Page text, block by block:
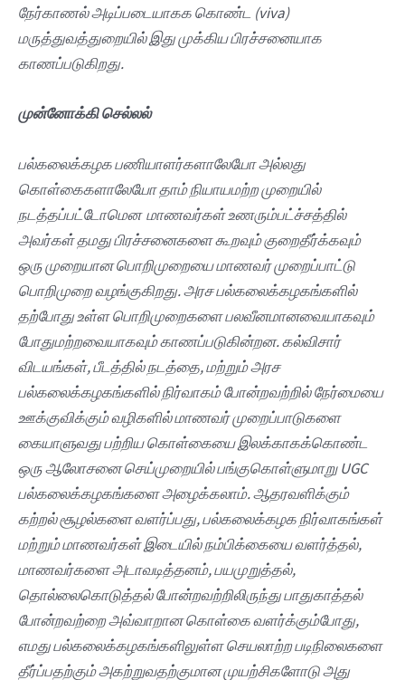
நேர்காணல் அடிப்படையாகக கொண்ட (viva)
மருத்துவத்துறையில் இது முக்கிய பிரச்சனையாக
காணப்படுகிறது.
முன்னோக்கி செல்லல்
பல்கலைக்கழக பணியாளர்களாலேயோ அல்லது
கொள்கைகளாலேயோ தாம் நியாயமற்ற முறையில்
நடத்தப்பட்டோமென மாணவர்கள் உணரும்பட்ச்சத்தில்
அவர்கள் தமது பிரச்சனைகளை கூறவும் குறைதீர்க்கவும்
ஒரு முறையான பொறிமுறையை மாணவர் முறைப்பாட்டு
பொறிமுறை வழங்குகிறது. அரச பல்கலைக்கழகங்களில்
தற்போது உள்ள பொறிமுறைகளை பலவீனமானவையாகவும்
போதுமற்றவையாகவும் காணப்படுகின்றன. கல்விசார்
விடயங்கள், பீடத்தில் நடத்தை, மற்றும் அரச
பல்கலைக்கழகங்களில் நிர்வாகம் போன்றவற்றில் நேர்மையை
ஊக்குவிக்கும் வழிகளில் மாணவர் முறைப்பாடுகளை
கையாளுவது பற்றிய கொள்கையை இலக்காகக்கொண்ட
ஒரு ஆலோசனை செய்முறையில் பங்குகொள்ளுமாறு UGC
பல்கலைக்கழகங்களை அழைக்கலாம். ஆதரவளிக்கும்
கற்றல் சூழல்களை வளர்ப்பது, பல்கலைக்கழக நிர்வாகங்கள்
மற்றும் மாணவர்கள் இடையில் நம்பிக்கையை வளர்த்தல்,
மாணவர்களை அடாவடித்தனம், பயமுறுத்தல்,
தொல்லைகொடுத்தல் போன்றவற்றிலிருந்து பாதுகாத்தல்
போன்றவற்றை அவ்வாறான கொள்கை வளர்க்கும்போது,
எமது பல்கலைக்கழகங்களிலுள்ள செயலாற்ற படிநிலைகளை
தீர்ப்பதற்கும் அகற்றுவதற்குமான முயற்சிகளோடு அது